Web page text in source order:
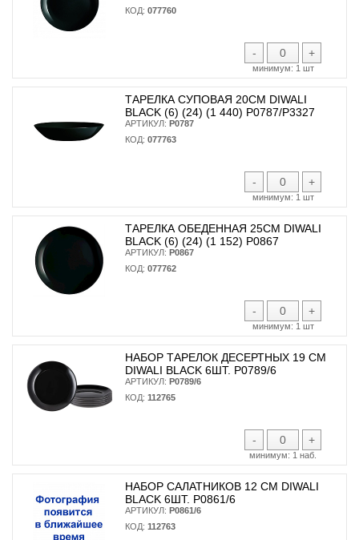
КОД: 077760
- +
минимум: 1 шт
ТАРЕЛКА СУПОВАЯ 20СМ DIWALI
BLACK (6) (24) (1 440) P0787/P3327
АРТИКУЛ: P0787
КОД: 077763
- +
минимум: 1 шт
ТАРЕЛКА ОБЕДЕННАЯ 25СМ DIWALI
BLACK (6) (24) (1 152) P0867
АРТИКУЛ: P0867
КОД: 077762
- +
минимум: 1 шт
НАБОР ТАРЕЛОК ДЕСЕРТНЫХ 19 СМ
DIWALI BLACK 6ШТ. P0789/6
АРТИКУЛ: P0789/6
КОД: 112765
- +
минимум: 1 наб.
НАБОР САЛАТНИКОВ 12 СМ DIWALI
BLACK 6ШТ. P0861/6
АРТИКУЛ: P0861/6
КОД: 112763